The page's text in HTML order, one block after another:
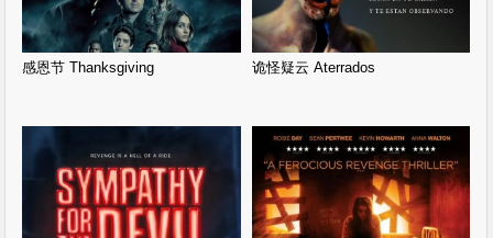
感恩节 Thanksgiving 诡怪疑云 Aterrados